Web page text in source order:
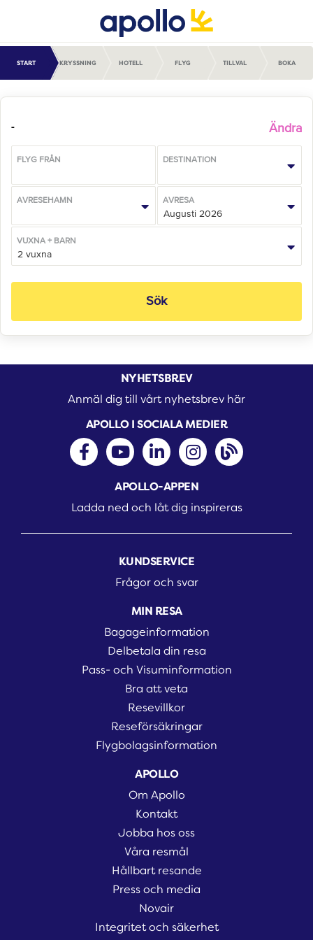
START KRYSSNING HOTELL FLYG TILLVAL BOKA
- Ändra
FLYG FRÅN DESTINATION
AVRESEHAMN AVRESA
VUXNA + BARN
Sök
NYHETSBREV
Anmäl dig till vårt nyhetsbrev här
APOLLO I SOCIALA MEDIER
APOLLO-APPEN
Ladda ned och låt dig inspireras
KUNDSERVICE
Frågor och svar
MIN RESA
Bagageinformation
Delbetala din resa
Pass- och Visuminformation
Bra att veta
Resevillkor
Reseförsäkringar
Flygbolagsinformation
APOLLO
Om Apollo
Kontakt
Jobba hos oss
Våra resmål
Hållbart resande
Press och media
Novair
Integritet och säkerhet